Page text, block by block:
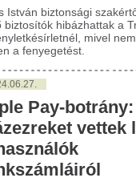
kezdődően. Nemrég a
is elkezdték
arról, mire
a rendszer
miatt, több tízezer
hirtelen.
javasol az
férfi ellen,
adott